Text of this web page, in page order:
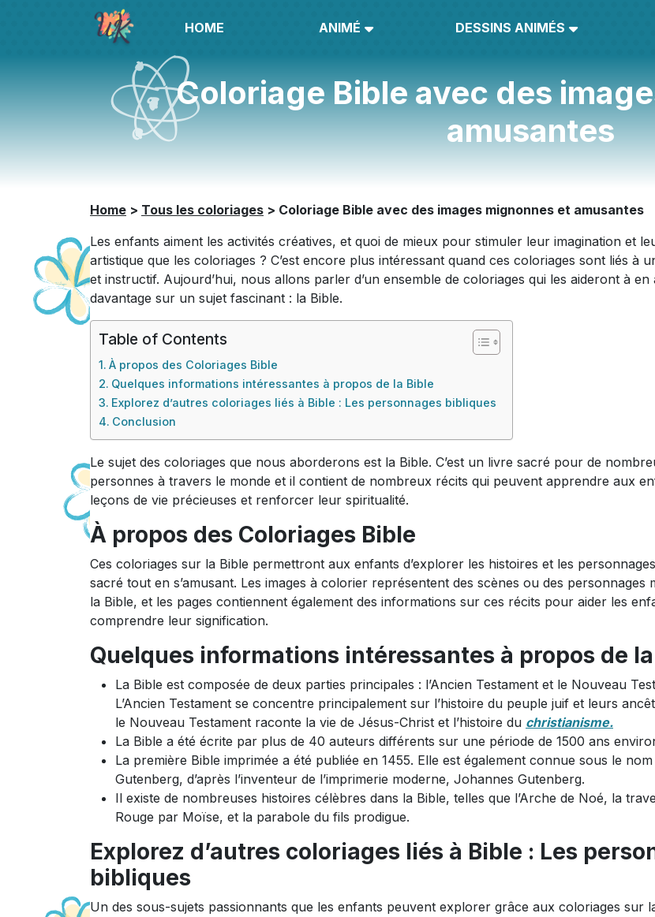
HOME ANIMÉ DESSINS ANIMÉS
Coloriage Bible avec des
amusantes
Home > Tous les coloriages > Coloriage Bible avec des images mignonnes et amusantes
Les enfants aiment les activités créatives, et quoi de mieux pour stimuler leur imagination et
artistique que les coloriages ? C’est encore plus intéressant quand ces coloriages sont liés à
et instructif. Aujourd’hui, nous allons parler d’un ensemble de coloriages qui les aideront à en
davantage sur un sujet fascinant : la Bible.
Table of Contents
À propos des Coloriages Bible
Quelques informations intéressantes à propos de la Bible
Explorez d’autres coloriages liés à Bible : Les personnages bibliques
Conclusion
Le sujet des coloriages que nous aborderons est la Bible. C’est un livre sacré pour de
personnes à travers le monde et il contient de nombreux récits qui peuvent apprendre aux
leçons de vie précieuses et renforcer leur spiritualité.
À propos des Coloriages Bible
Ces coloriages sur la Bible permettront aux enfants d’explorer les histoires et les
sacré tout en s’amusant. Les images à colorier représentent des scènes ou des personnages
la Bible, et les pages contiennent également des informations sur ces récits pour aider les
comprendre leur signification.
Quelques informations intéressantes à propos de
La Bible est composée de deux parties principales : l’Ancien Testament et le Nouveau
L’Ancien Testament se concentre principalement sur l’histoire du peuple juif et leurs
le Nouveau Testament raconte la vie de Jésus-Christ et l’histoire du christianisme.
La Bible a été écrite par plus de 40 auteurs différents sur une période de 1500 ans
La première Bible imprimée a été publiée en 1455. Elle est également connue sous le
Gutenberg, d’après l’inventeur de l’imprimerie moderne, Johannes Gutenberg.
Il existe de nombreuses histoires célèbres dans la Bible, telles que l’Arche de Noé, la
Rouge par Moïse, et la parabole du fils prodigue.
Explorez d’autres coloriages liés à Bible : Les
bibliques
Un des sous-sujets passionnants que les enfants peuvent explorer grâce aux coloriages sur